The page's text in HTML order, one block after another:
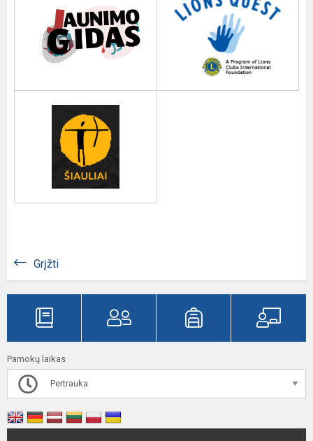
Grįžti
Pamokų laikas
Pertrauka